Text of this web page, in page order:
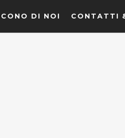
DI NOI CONTATTI